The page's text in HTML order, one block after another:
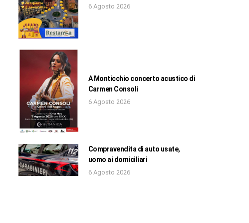
6 Agosto 2026
A Monticchio concerto acustico di
Carmen Consoli
6 Agosto 2026
Compravendita di auto usate,
uomo ai domiciliari
6 Agosto 2026